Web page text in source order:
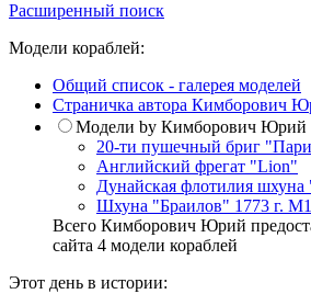
Расширенный поиск
Модели кораблей:
Общий список - галерея моделей
Страничка автора Кимборович
Модели by Кимборович Юрий
20-ти пушечный бриг
Английский фрегат "Lion"
Дунайская флотилия
Шхуна "Браилов" 1773 г.
Всего Кимборович Юрий
сайта 4 модели кораблей
Этот день в истории: